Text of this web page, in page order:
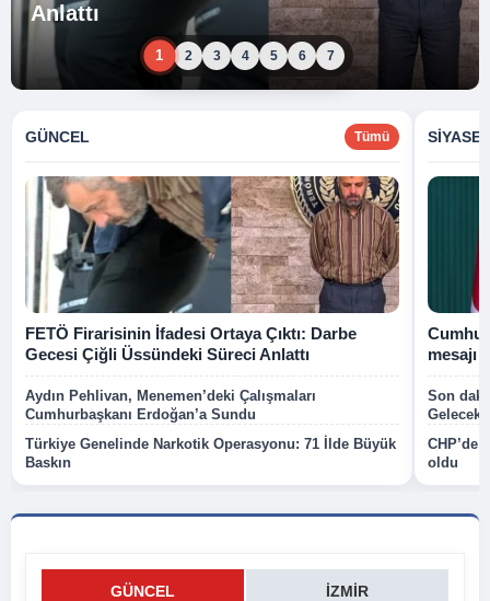
Anlattı
1 2 3 4 5 6 7
GÜNCEL Tümü
FETÖ Firarisinin İfadesi Ortaya Çıktı: Darbe
Gecesi Çiğli Üssündeki Süreci Anlattı
Aydın Pehlivan, Menemen’deki Çalışmaları
Cumhurbaşkanı Erdoğan’a Sundu
Türkiye Genelinde Narkotik Operasyonu: 71 İlde Büyük
Baskın
mesajı
Son
Gelecek
CHP’de
oldu
GÜNCEL İZMIR